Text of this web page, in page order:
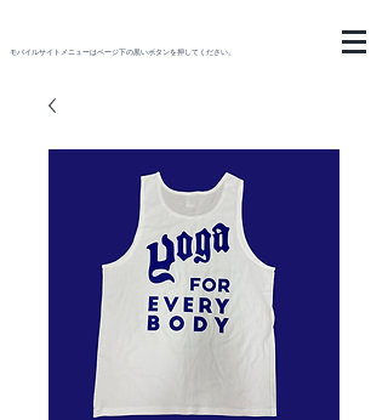
モバイルサイトメニューはページ下の黒いボタンを押してください。